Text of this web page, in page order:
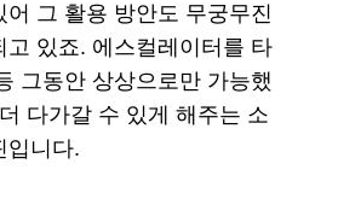
어 그 활용 방안도 무궁무진
고 있죠. 에스컬레이터를 타
그동안 상상으로만 가능했
다가갈 수 있게 해주는 소
입니다.